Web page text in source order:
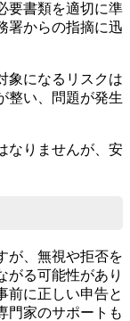
要書類を適切に準
署からの指摘に迅
象になるリスクは
整い、問題が発生
なりませんが、安
が、無視や拒否を
がる可能性があり
前に正しい申告と
門家のサポートも